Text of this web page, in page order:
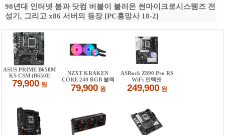
90년대 인터넷 붐과 닷컴 버블이 불러온 썬마이크로시스템즈 전
성기, 그리고 x86 서버의 등장 [PC흥망사 18-2]